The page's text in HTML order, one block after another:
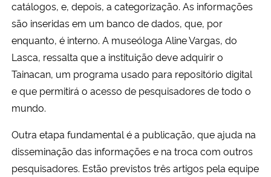
catálogos, e, depois, a categorização. As informações
são inseridas em um banco de dados, que, por
enquanto, é interno. A museóloga Aline Vargas, do
Lasca, ressalta que a instituição deve adquirir o
Tainacan, um programa usado para repositório digital
e que permitirá o acesso de pesquisadores de todo o
mundo.
Outra etapa fundamental é a publicação, que ajuda na
disseminação das informações e na troca com outros
pesquisadores. Estão previstos três artigos pela equipe